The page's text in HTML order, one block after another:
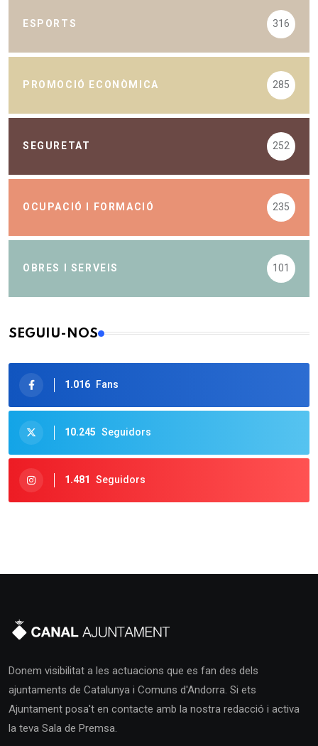
ESPORTS 316
PROMOCIÓ ECONÒMICA 285
SEGURETAT 252
OCUPACIÓ I FORMACIÓ 235
OBRES I SERVEIS 101
SEGUIU-NOS
1.016 Fans
10.245 Seguidors
1.481 Seguidors
Donem visibilitat a les actuacions que es fan des dels
ajuntaments de Catalunya i Comuns d'Andorra. Si ets
Ajuntament posa't en contacte amb la nostra redacció i activa
la teva Sala de Premsa.